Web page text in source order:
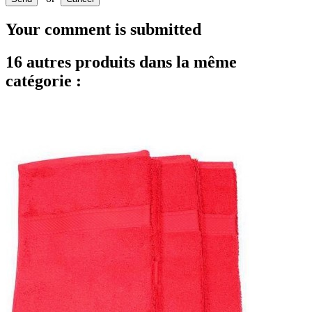
Your comment is submitted
16 autres produits dans la même
catégorie :